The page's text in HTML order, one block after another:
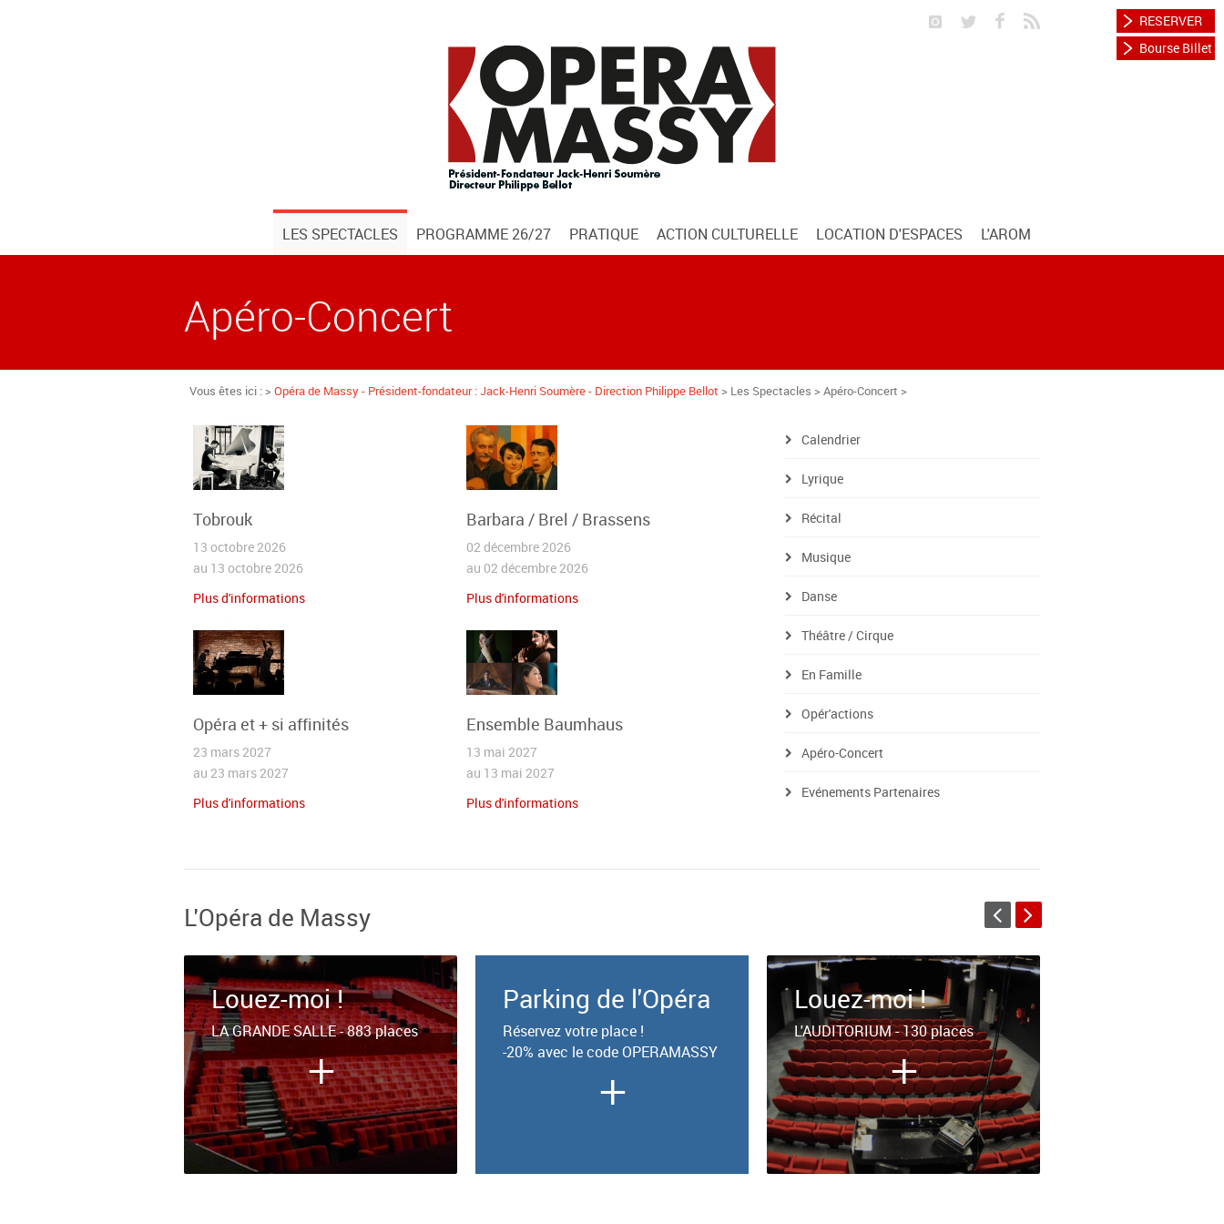
RESERVER
Bourse Billet
LES SPECTACLES PROGRAMME 26/27 PRATIQUE ACTION CULTURELLE LOCATION D'ESPACES L'AROM
Apéro-Concert
Vous êtes ici : >Opéra de Massy - Président-fondateur : Jack-Henri Soumère - Direction Philippe Bellot > Les Spectacles > Apéro-Concert >
Tobrouk
13 octobre 2026
au 13 octobre 2026
Plus d'informations
Barbara / Brel / Brassens
02 décembre 2026
au 02 décembre 2026
Plus d'informations
Opéra et + si affinités
23 mars 2027
au 23 mars 2027
Plus d'informations
Ensemble Baumhaus
13 mai 2027
au 13 mai 2027
Plus d'informations
Calendrier
Lyrique
Récital
Musique
Danse
Théâtre / Cirque
En Famille
Opér'actions
Apéro-Concert
Evénements Partenaires
L'Opéra de Massy
Louez-moi !
LA GRANDE SALLE - 883 places
+
Parking de l'Opéra
Réservez votre place !
-20% avec le code OPERAMASSY
+
Louez-moi !
L'AUDITORIUM - 130 places
+